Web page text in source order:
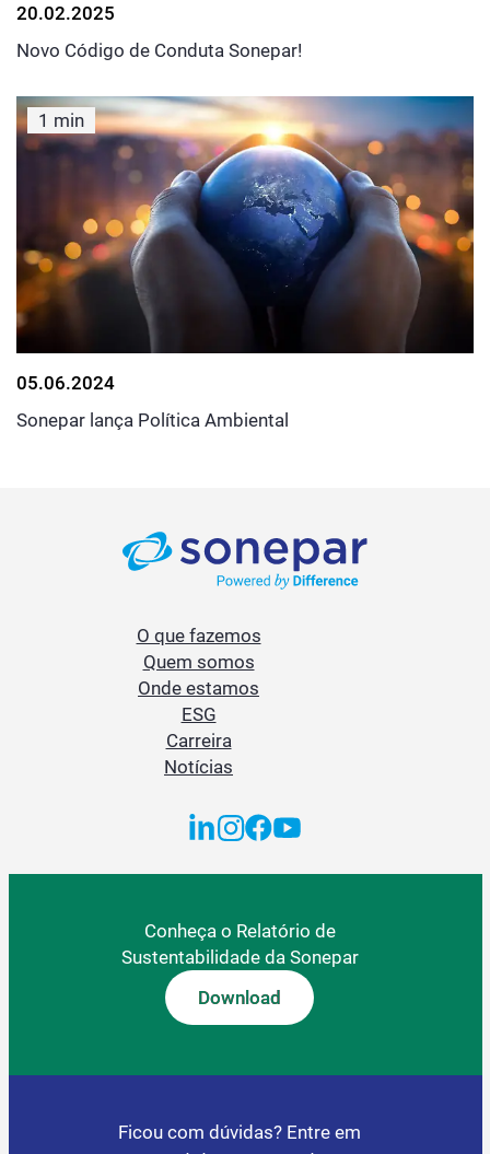
20.02.2025
Novo Código de Conduta Sonepar!
1 min
05.06.2024
Sonepar lança Política Ambiental
O que fazemos
Quem somos
Onde estamos
ESG
Carreira
Notícias
Conheça o Relatório de
Sustentabilidade da Sonepar
Download
Ficou com dúvidas? Entre em